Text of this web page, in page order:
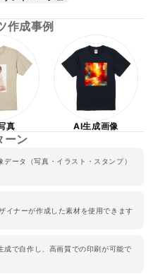
作成事例
真 AI生成画像
ーン
ータ（写真・イラスト・スタンプ）
イナーが作成した素材を使用できます
成で自作し、高画質での印刷が可能で